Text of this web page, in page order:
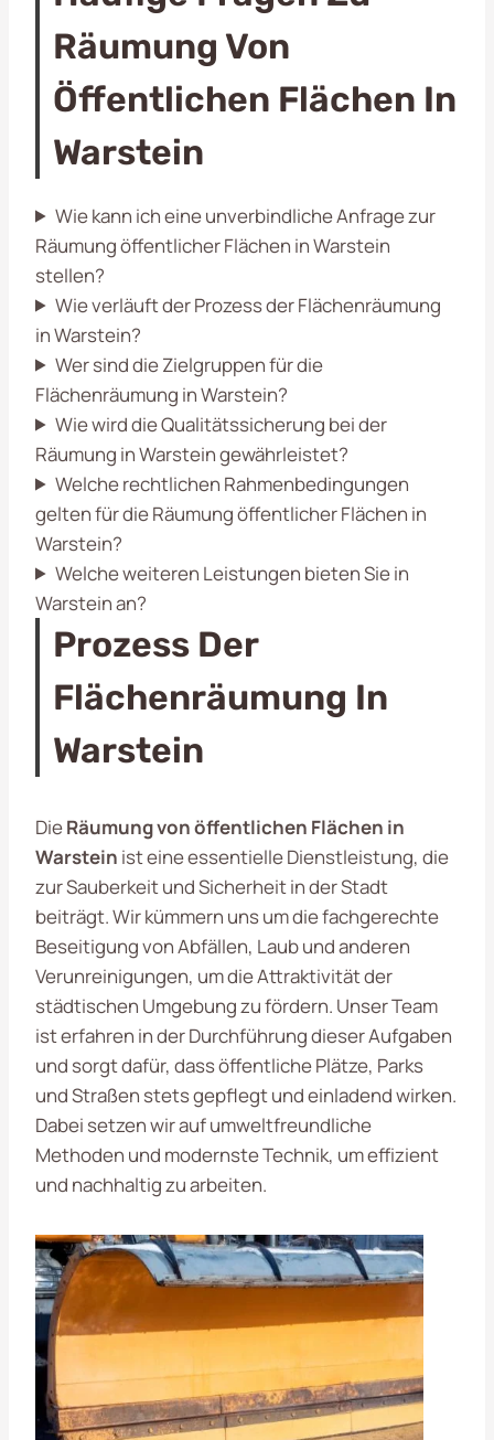
Räumung Von
Öffentlichen Flächen In
Warstein
Wie kann ich eine unverbindliche Anfrage zur
Räumung öffentlicher Flächen in Warstein
stellen?
Wie verläuft der Prozess der Flächenräumung
in Warstein?
Wer sind die Zielgruppen für die
Flächenräumung in Warstein?
Wie wird die Qualitätssicherung bei der
Räumung in Warstein gewährleistet?
Welche rechtlichen Rahmenbedingungen
gelten für die Räumung öffentlicher Flächen in
Warstein?
Welche weiteren Leistungen bieten Sie in
Warstein an?
Prozess Der
Flächenräumung In
Warstein
DieRäumung von öffentlichen Flächen in
Warstein ist eine essentielle Dienstleistung, die
zur Sauberkeit und Sicherheit in der Stadt
beiträgt. Wir kümmern uns um die fachgerechte
Beseitigung von Abfällen, Laub und anderen
Verunreinigungen, um die Attraktivität der
städtischen Umgebung zu fördern. Unser Team
ist erfahren in der Durchführung dieser Aufgaben
und sorgt dafür, dass öffentliche Plätze, Parks
und Straßen stets gepflegt und einladend wirken.
Dabei setzen wir auf umweltfreundliche
Methoden und modernste Technik, um effizient
und nachhaltig zu arbeiten.